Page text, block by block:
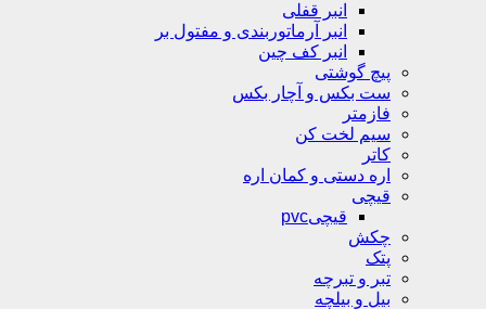
انبر قفلی
انبر آرماتوربندی و مفتول بر
انبر کف چین
پیچ گوشتی
ست بکس و آچار بکس
فازمتر
سیم لخت کن
کاتر
اره دستی و کمان اره
قیچی
قیچیpvc
چکش
پتک
تبر و تبرچه
بیل و بیلچه